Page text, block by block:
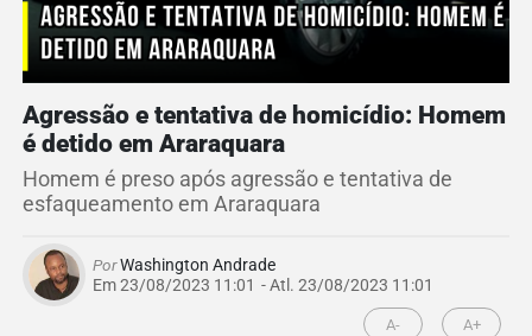
Agressão e tentativa de homicídio: Homem
é detido em Araraquara
Homem é preso após agressão e tentativa de
esfaqueamento em Araraquara
PorWashington Andrade
Em 23/08/2023 11:01 - Atl. 23/08/2023 11:01
A- A+